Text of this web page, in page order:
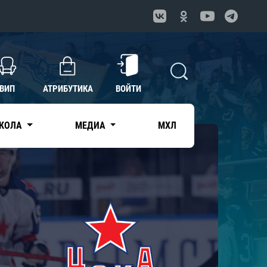
ВИП АТРИБУТИКА ВОЙТИ
МЕДИА МХЛ